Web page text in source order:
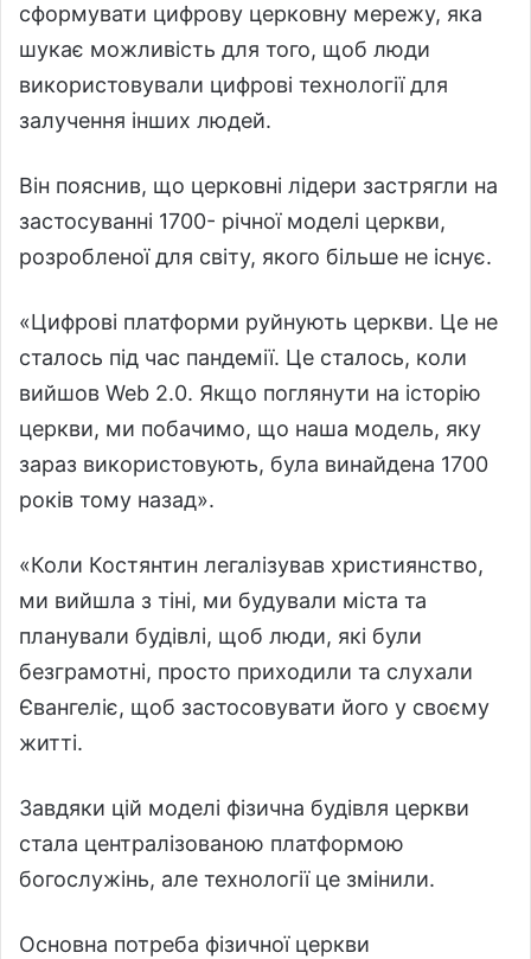
сформувати цифрову церковну мережу, яка
шукає можливість для того, щоб люди
використовували цифрові технології для
залучення інших людей.
Він пояснив, що церковні лідери застрягли на
застосуванні 1700- річної моделі церкви,
розробленої для світу, якого більше не існує.
«Цифрові платформи руйнують церкви. Це не
сталось під час пандемії. Це сталось, коли
вийшов Web 2.0. Якщо поглянути на історію
церкви, ми побачимо, що наша модель, яку
зараз використовують, була винайдена 1700
років тому назад».
«Коли Костянтин легалізував християнство,
ми вийшла з тіні, ми будували міста та
планували будівлі, щоб люди, які були
безграмотні, просто приходили та слухали
Євангеліє, щоб застосовувати його у своєму
житті.
Завдяки цій моделі фізична будівля церкви
стала централізованою платформою
богослужінь, але технології це змінили.
Основна потреба фізичної церкви